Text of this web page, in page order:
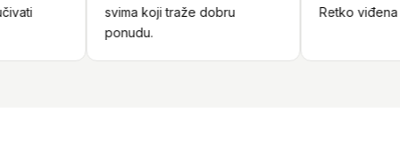
svima koji traže dobru
ponudu.
Retko viđena